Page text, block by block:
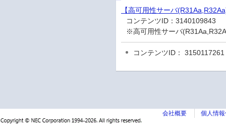
【高可用性サーバ
コンテンツID：3140109843
※高可用性サーバ
コンテンツID： 3150117261
会社概要 個人情